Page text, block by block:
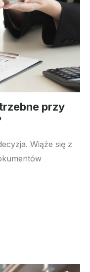
przy
Wiąże się z